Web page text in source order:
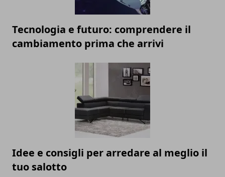
Tecnologia e futuro: comprendere il
cambiamento prima che arrivi
Idee e consigli per arredare al meglio il
tuo salotto